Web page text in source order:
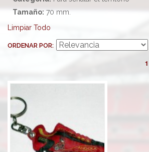
Tamaño: 70 mm.
Limpiar Todo
ORDENAR POR